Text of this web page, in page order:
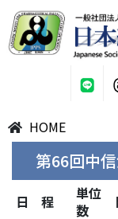
HOME
第66回中
日 程
単位
数